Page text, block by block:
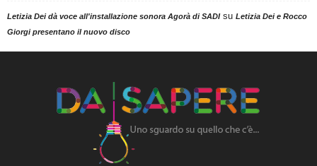
Letizia Dei dà voce all'installazione sonora Agorà di SADIsu Letizia Dei e Rocco
Giorgi presentano il nuovo disco